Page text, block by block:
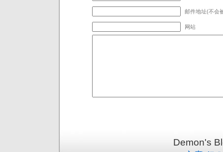
邮件地址(不会
网站
Demon's